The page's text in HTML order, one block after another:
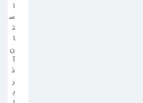
ا
س
ت
ا
ن
آ
ذ
ر
ب